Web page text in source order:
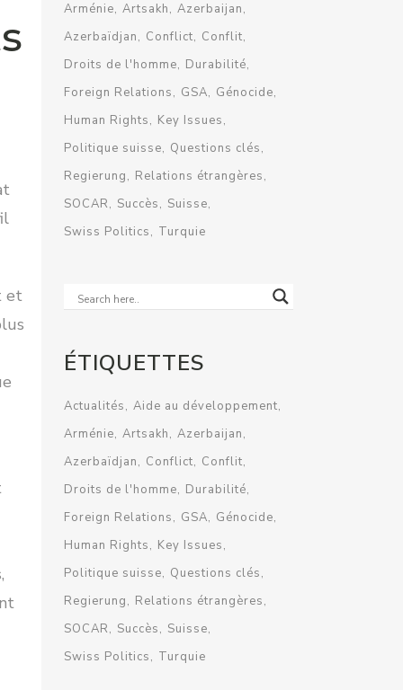
et
Arménie Artsakh
Azerbaijan
Azerbaïdjan
Conflict
Conflit
Droits de l'homme
Durabilité
Foreign Relations
GSA
Génocide
Human Rights
Key Issues
Politique suisse
Questions clés
Regierung
Relations étrangères
SOCAR
Succès
Suisse
Swiss Politics
Turquie
ÉTIQUETTES
Actualités
Aide au développement
Arménie Artsakh
Azerbaijan
Azerbaïdjan
Conflict
Conflit
Droits de l'homme
Durabilité
Foreign Relations
GSA
Génocide
Human Rights
Key Issues
Politique suisse
Questions clés
Regierung
Relations étrangères
SOCAR
Succès
Suisse
Swiss Politics
Turquie